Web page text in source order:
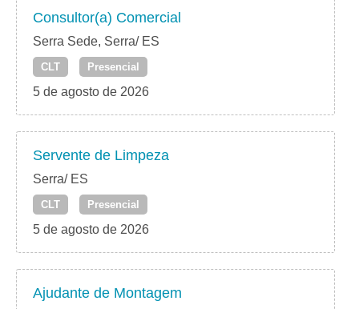
Consultor(a) Comercial
Serra Sede, Serra/ ES
CLT Presencial
5 de agosto de 2026
Servente de Limpeza
Serra/ ES
CLT Presencial
5 de agosto de 2026
Ajudante de Montagem